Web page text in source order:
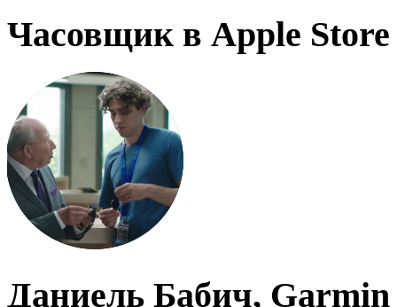
Часовщик в Apple Store
Даниель Бабич, Garmin